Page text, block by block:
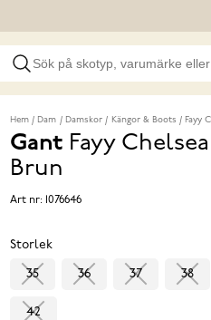
Hem Dam Damskor Kängor & Boots Fayy
Gant Fayy
Brun
Art nr: 1076646
Storlek
35 36 37 38
42